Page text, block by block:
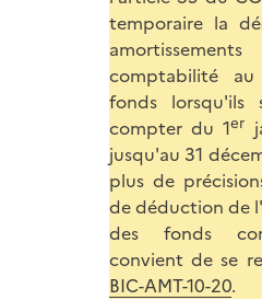
temporaire la
comptabilité
fonds lorsqu'ils
compter du 1er
jusqu'au 31
plus de
de déduction de
des fonds
convient de se
BIC-AMT-10-20.